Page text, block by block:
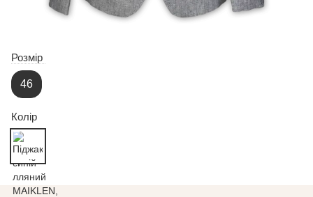
Розмір
46
Колір